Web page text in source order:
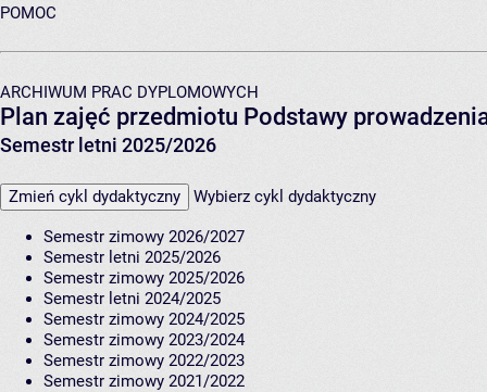
POMOC
ARCHIWUM PRAC DYPLOMOWYCH
Plan zajęć przedmiotu Podstawy
Semestr letni 2025/2026
Zmień cykl dydaktyczny Wybierz cykl dydaktyczny
Semestr zimowy 2026/2027
Semestr letni 2025/2026
Semestr zimowy 2025/2026
Semestr letni 2024/2025
Semestr zimowy 2024/2025
Semestr zimowy 2023/2024
Semestr zimowy 2022/2023
Semestr zimowy 2021/2022